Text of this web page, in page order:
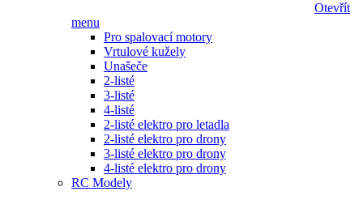
Otevřít
menu
Pro spalovací motory
Vrtulové kužely
Unašeče
2-listé
3-listé
4-listé
2-listé elektro pro letadla
2-listé elektro pro drony
3-listé elektro pro drony
4-listé elektro pro drony
RC Modely